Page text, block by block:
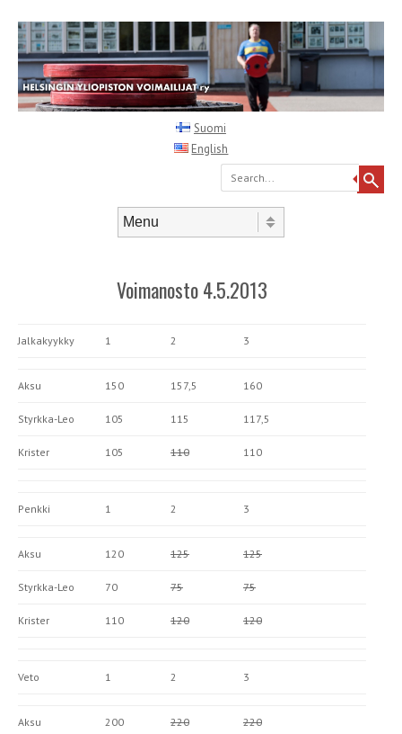
Suomi
English
Search
Voimanosto 4.5.2013
Jalkakyykky 1 2 3
Aksu 150 157,5 160
Styrkka-Leo 105 115 117,5
Krister 105 110 110
Penkki 1 2 3
Aksu 120 125 125
Styrkka-Leo 70 75 75
Krister 110 120 120
Veto 1 2 3
Aksu 200 220 220